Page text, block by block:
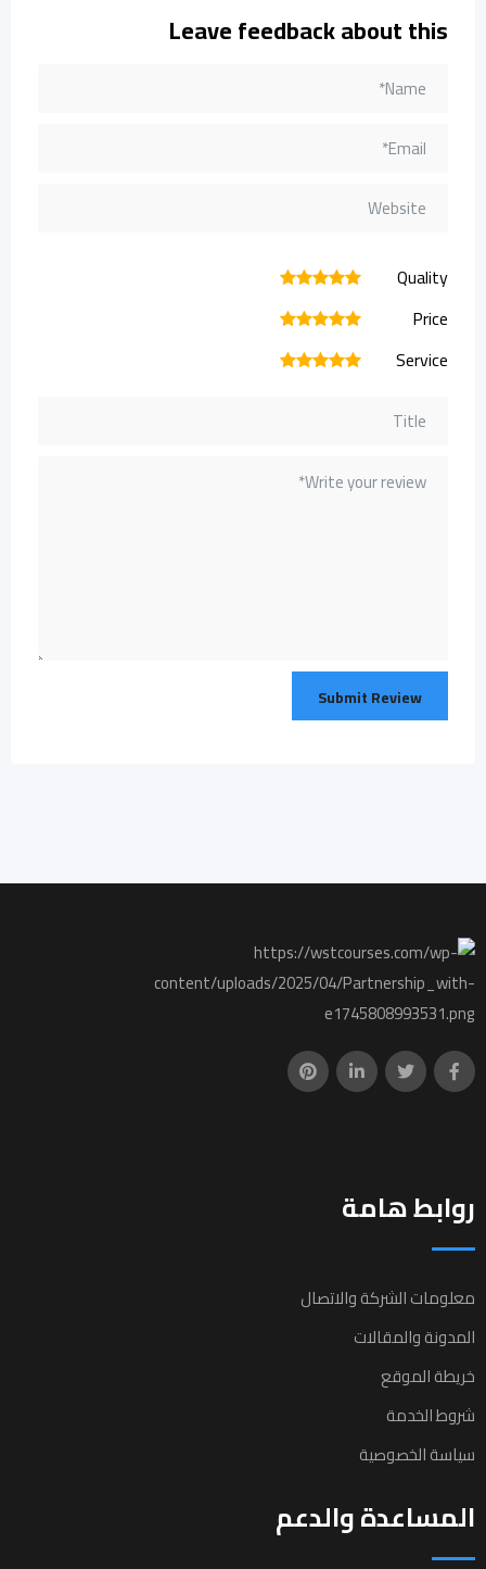
Leave feedback about this
Quality
5
4
3
2
Price
5
4
3
2
Service
5
4
3
2
روابط هامة
معلومات الشركة والاتصال
المدونة والمقالات
خريطة الموقع
شروط الخدمة
سياسة الخصوصية
المساعدة والدعم